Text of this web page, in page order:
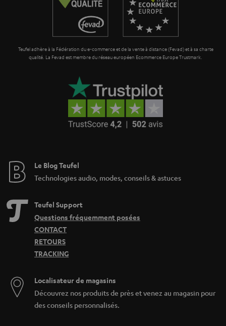
e
Teufel adhère à la Fédération du e-commerce et de la vente à distance (Fevad) et à sa charte
qualité. La Fevad est membre du réseau européen Ecommerce Europe Trustmark.
Le Blog Teufel
Technologies audio, modes, conseils & astuces
Teufel Support
Questions fréquemment posées
CONTACT
RETOURS
TRACKING
Localisateur de magasins
Découvrez nos produits de près et venez au magasin pour
des conseils personnalisés.